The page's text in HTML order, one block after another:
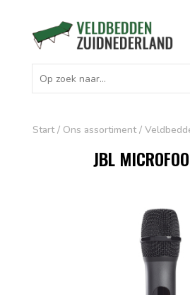
Zoek
naar:
Start/ Ons assortiment/
JBL